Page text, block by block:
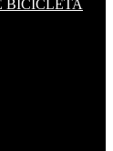
BICICLETA